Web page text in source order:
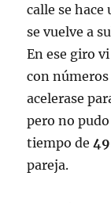
calle se
se vuelve a
En ese giro
con
acelerase
pero no
tiempo de
pareja.